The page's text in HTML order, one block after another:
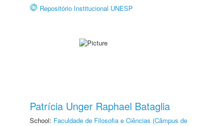
Repositório Institucional UNESP
Patrícia Unger Raphael Bataglia
School: Faculdade de Filosofia e Ciências (Câmpus de